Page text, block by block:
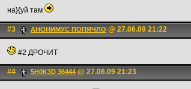
на}{уй там
#3 АНОНИМУС ПОПЯЧЛО @ 27.06.09 21:22
#2 ДРОЧИТ
#4 5H0K3D 36444 @ 27.06.09 21:23